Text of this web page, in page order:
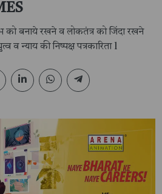
को बनाये रखने व लोकतंत्र को जिंदा रखने
व न्याय की निष्पक्ष पत्रकारिता l